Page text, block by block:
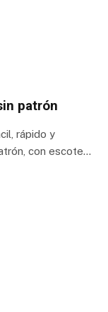
patrón
rápido y
con escote…